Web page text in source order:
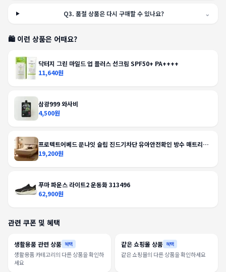
Q3. 품절 상품은 다시 구매할 수 있나요? ⌄
🛍️ 이런 상품은 어때요?
닥터지 그린 마일드 업 플러스 선크림 SPF50+ PA++++
11,640원
삼광999 와사비
4,500원
프로텍트어베드 문나잇 슬립 진드기차단 유아안전확인 방수 매트리스
커버
19,200원
푸마 파운스 라이트2 운동화 313496
62,900원
관련 쿠폰 및 혜택
생활용품 관련 상품 혜택
생활용품 카테고리의 다른 상품을 확인하
세요
같은 쇼핑몰 상품 혜택
같은 쇼핑몰의 다른 상품을 확인하세요